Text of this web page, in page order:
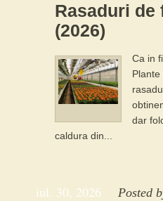
Rasaduri de
(2026)
Ca in
dar
caldura din...
iul. 30, 2026 Posted